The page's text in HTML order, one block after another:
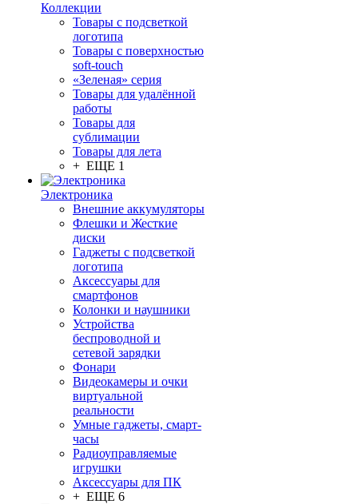
Коллекции
Товары с подсветкой
логотипа
Товары с поверхностью
soft-touch
«Зеленая» серия
Товары для удалённой
работы
Товары для
сублимации
Товары для лета
+ ЕЩЕ 1
Электроника
Внешние аккумуляторы
Флешки и Жесткие
диски
Гаджеты с подсветкой
логотипа
Аксессуары для
смартфонов
Колонки и наушники
Устройства
беспроводной и
сетевой зарядки
Фонари
Видеокамеры и очки
виртуальной
реальности
Умные гаджеты, смарт-
часы
Радиоуправляемые
игрушки
Аксессуары для ПК
+ ЕЩЕ 6